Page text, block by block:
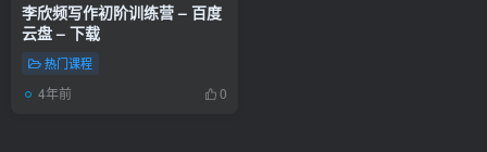
李欣频写作初阶训练营 – 百度
云盘 – 下载
热门课程
4年前 0